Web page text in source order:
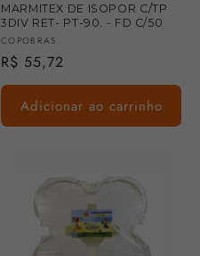
MARMITEX DE ISOPOR C/TP
3DIV RET- PT-90. - FD C/50
Fornecedor:
COPOBRAS
Preço
normal
R$ 55,72
Adicionar ao carrinho